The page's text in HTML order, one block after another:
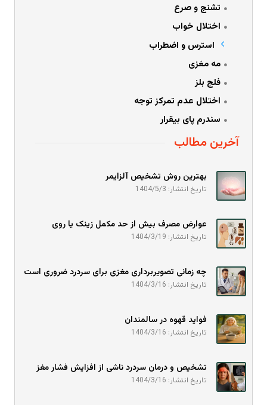
تشنج و صرع
اختلال خواب
استرس و اضطراب
مه مغزی
فلج بلز
اختلال عدم تمرکز توجه
سندرم پای بیقرار
آخرین مطالب
بهترین روش تشخیص آلزایمر
تاریخ انتشار: 1404/5/3
عوارض مصرف بیش از حد مکمل زینک یا روی
تاریخ انتشار: 1404/3/19
چه زمانی تصویربرداری مغزی برای سردرد ضروری است
تاریخ انتشار: 1404/3/16
فواید قهوه در سالمندان
تاریخ انتشار: 1404/3/16
تشخیص و درمان سردرد ناشی از افزایش فشار مغز
تاریخ انتشار: 1404/3/16